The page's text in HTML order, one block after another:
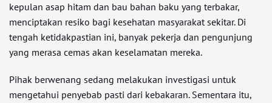
kepulan asap hitam dan bau bahan baku yang terbakar,
menciptakan resiko bagi kesehatan masyarakat sekitar. Di
tengah ketidakpastian ini, banyak pekerja dan pengunjung
yang merasa cemas akan keselamatan mereka.
Pihak berwenang sedang melakukan investigasi untuk
mengetahui penyebab pasti dari kebakaran. Sementara itu,